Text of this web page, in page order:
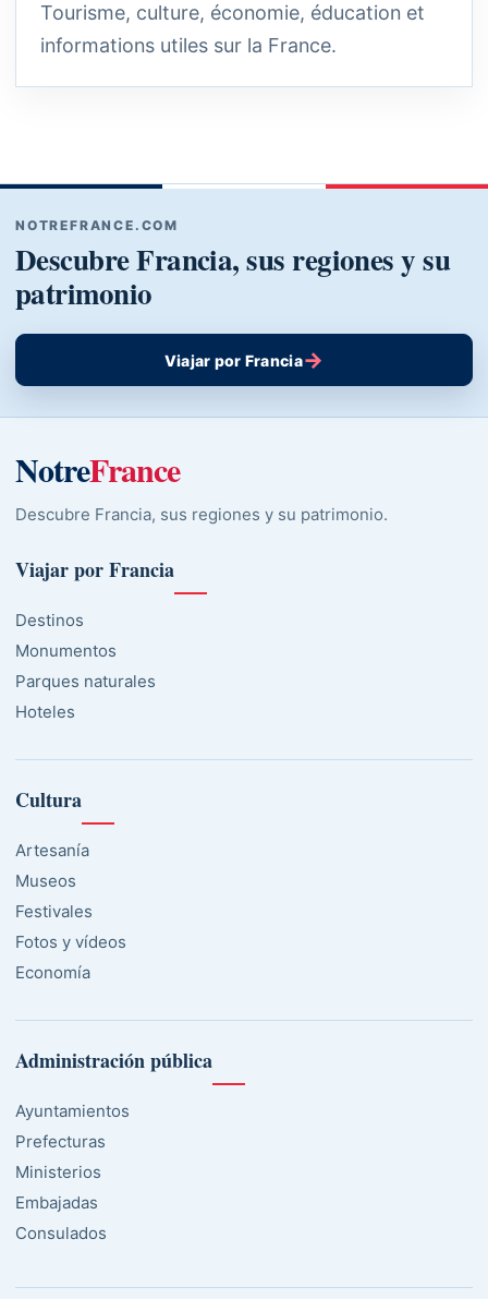
Tourisme, culture, économie, éducation et
informations utiles sur la France.
NOTREFRANCE.COM
Descubre Francia, sus regiones y su
patrimonio
Viajar por Francia→
NotreFrance
Descubre Francia, sus regiones y su patrimonio.
Viajar por Francia
Destinos
Monumentos
Parques naturales
Hoteles
Cultura
Artesanía
Museos
Festivales
Fotos y vídeos
Economía
Administración pública
Ayuntamientos
Prefecturas
Ministerios
Embajadas
Consulados